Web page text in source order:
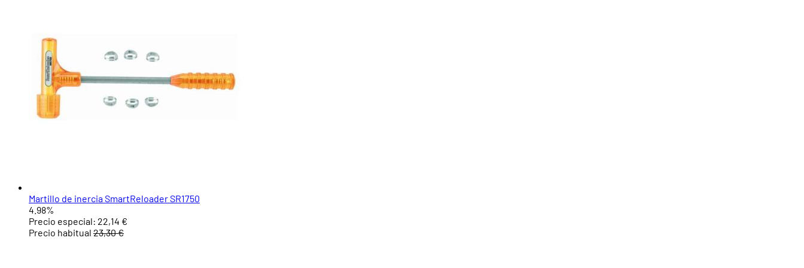
Martillo de inercia SmartReloader SR1750
4.98%
Precio especial: 22,14 €
Precio habitual 23,30 €